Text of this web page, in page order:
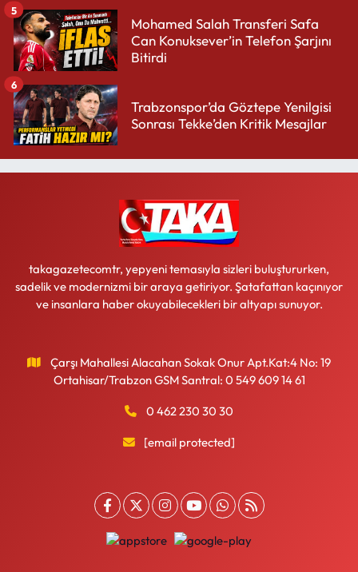
Mohamed Salah Transferi Safa
Can Konuksever’in Telefon Şarjını
Bitirdi
5
Trabzonspor’da Göztepe Yenilgisi
Sonrası Tekke’den Kritik Mesajlar
6
takagazetecomtr, yepyeni temasıyla sizleri buluştururken,
sadelik ve modernizmi bir araya getiriyor. Şatafattan kaçınıyor
ve insanlara haber okuyabilecekleri bir altyapı sunuyor.
Çarşı Mahallesi Alacahan Sokak Onur Apt.Kat:4 No: 19
Ortahisar/Trabzon GSM Santral: 0 549 609 14 61
0 462 230 30 30
[email protected]